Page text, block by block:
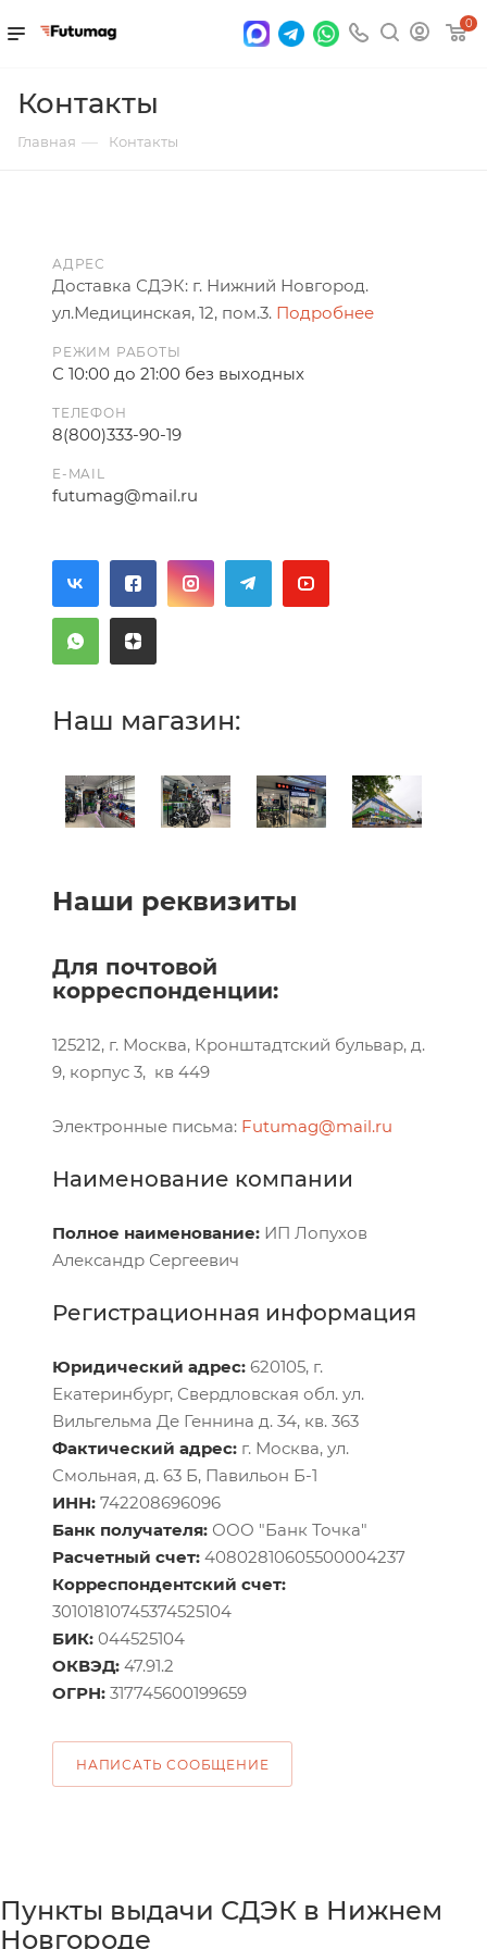
0
Контакты
Главная — Контакты
АДРЕС
Доставка СДЭК: г. Нижний Новгород.
ул.Медицинская, 12, пом.3. Подробнее
РЕЖИМ РАБОТЫ
С 10:00 до 21:00 без выходных
ТЕЛЕФОН
8(800)333-90-19
E-MAIL
futumag@mail.ru
Наш магазин:
Наши реквизиты
Для почтовой
корреспонденции:
125212, г. Москва, Кронштадтский бульвар, д.
9, корпус 3, кв 449
Электронные письма: Futumag@mail.ru
Наименование компании
Полное наименование: ИП Лопухов
Александр Сергеевич
Регистрационная информация
Юридический адрес: 620105, г.
Екатеринбург, Свердловская обл. ул.
Вильгельма Де Геннина д. 34, кв. 363
Фактический адрес: г. Москва, ул.
Смольная, д. 63 Б, Павильон Б-1
ИНН: 742208696096
Банк получателя: ООО "Банк Точка"
Расчетный счет: 40802810605500004237
Корреспондентский счет:
30101810745374525104
БИК: 044525104
ОКВЭД: 47.91.2
ОГРН: 317745600199659
НАПИСАТЬ СООБЩЕНИЕ
Пункты выдачи СДЭК в Нижнем
Новгороде